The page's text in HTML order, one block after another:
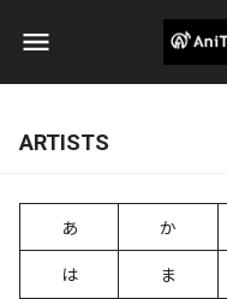
ARTISTS
あ か
は ま